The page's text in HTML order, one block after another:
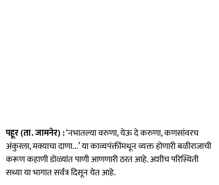
पहूर (ता. जामनेर) :‘नभातल्या वरुणा, येऊ दे करुणा, कणसांवरच
अंकुरला, मक्याचा दाणा...’ या काव्यपंक्तींमधून व्यक्त होणारी बळीराजाची
करूण कहाणी डोळ्यांत पाणी आणणारी ठरत आहे. अशीच परिस्थिती
सध्या या भागात सर्वत्र दिसून येत आहे.